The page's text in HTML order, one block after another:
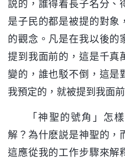
説的，誰得着長子名分、
是子民的都是被提的對象
的觀念。凡是在我以後的
提到我面前的，這是千真
變的，誰也駁不倒，這是
我預定的，就被提到我面前
「神聖的號角」怎
解？為什麽説是神聖的，
這應從我的工作步驟來解